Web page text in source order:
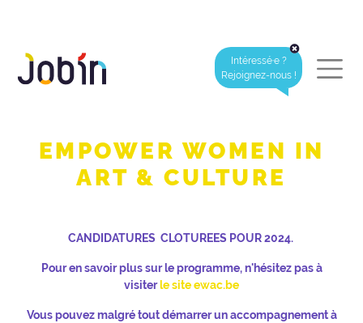
Intéressé·e ?
Rejoignez-nous !
EMPOWER WOMEN IN
ART & CULTURE
CANDIDATURES CLOTUREES POUR 2024.
Pour en savoir plus sur le programme, n'hésitez pas à
visiterle site ewac.be
Vous pouvez malgré tout démarrer un accompagnement à